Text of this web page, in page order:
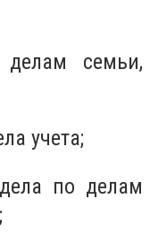
семьи,
учета;
по делам